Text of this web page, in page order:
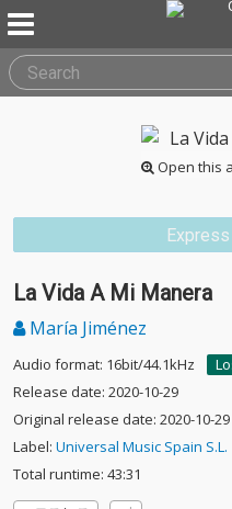
Open this
La Vida A Mi Manera
María Jiménez
Audio format: 16bit/44.1kHz
Release date: 2020-10-29
Original release date: 2020-10-29
Label: Universal Music Spain S.L.
Total runtime: 43:31